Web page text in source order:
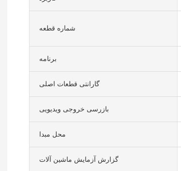
شماره قطعه
برنامه
گارانتی قطعات اصلی
بازرسی خروجی ویدیویی
محل مبدا
گزارش آزمایش ماشین آلات